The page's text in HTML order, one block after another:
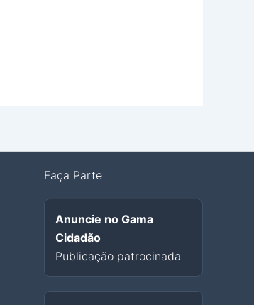
Faça Parte
Anuncie no Gama
Cidadão
Publicação patrocinada